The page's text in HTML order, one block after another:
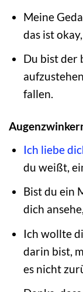
Meine
das ist
Du bist der
fallen.
Ich liebe
du weißt,
Bist du ein
dich
Ich wollte
darin bist,
es nicht